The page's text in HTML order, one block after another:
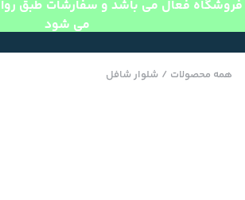
فروشگاه فعال می باشد و سفارشات طبق
می شود
همه محصولات / شلوار شافل